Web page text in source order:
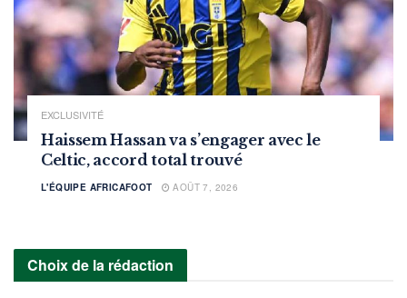
EXCLUSIVITÉ
Haissem Hassan va s’engager avec le
Celtic, accord total trouvé
L'ÉQUIPE AFRICAFOOT AOÛT 7, 2026
Choix de la rédaction